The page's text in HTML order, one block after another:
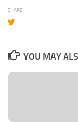
SHARE
YOU MAY